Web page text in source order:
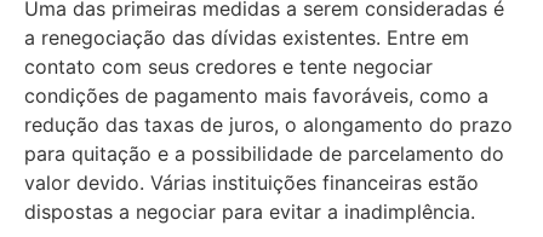
Uma das primeiras medidas a serem consideradas é
a renegociação das dívidas existentes. Entre em
contato com seus credores e tente negociar
condições de pagamento mais favoráveis, como a
redução das taxas de juros, o alongamento do prazo
para quitação e a possibilidade de parcelamento do
valor devido. Várias instituições financeiras estão
dispostas a negociar para evitar a inadimplência.